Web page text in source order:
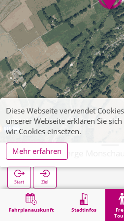
Fahrplanauskunft Stadtinfos
Start Ziel
Freizeit & Tourismus Unterhaltung
Diese Webseite verwendet
unserer Webseite erklären Sie
wir Cookies einsetzen.
Mehr erfahren